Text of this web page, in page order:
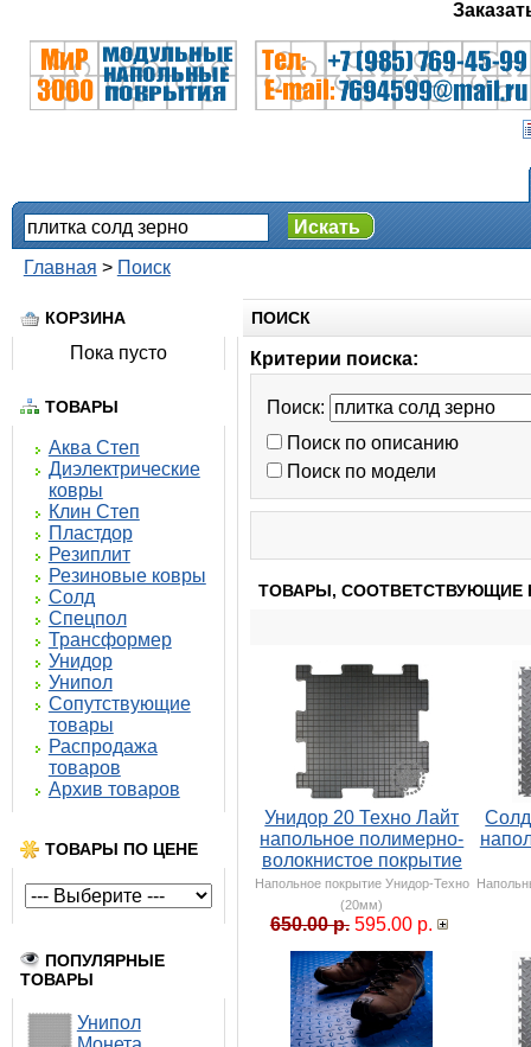
Искать
Главная > Поиск
КОРЗИНА
Пока пусто
ТОВАРЫ
Аква Степ
Диэлектрические
ковры
Клин Степ
Пластдор
Резиплит
Резиновые ковры
Солд
Спецпол
Трансформер
Унидор
Унипол
Сопутствующие
товары
Распродажа
товаров
Архив товаров
ТОВАРЫ ПО ЦЕНЕ
ПОПУЛЯРНЫЕ
ТОВАРЫ
Унипол
ПОИСК
Критерии поиска:
Поиск:
Поиск по описанию
Поиск по модели
ТОВАРЫ, СООТВЕТСТВУЮЩИЕ
Унидор 20 Техно Лайт
напольное полимерно-
волокнистое покрытие
Напольное покрытие Унидор-Техно
(20мм)
650.00 р. 595.00 р.